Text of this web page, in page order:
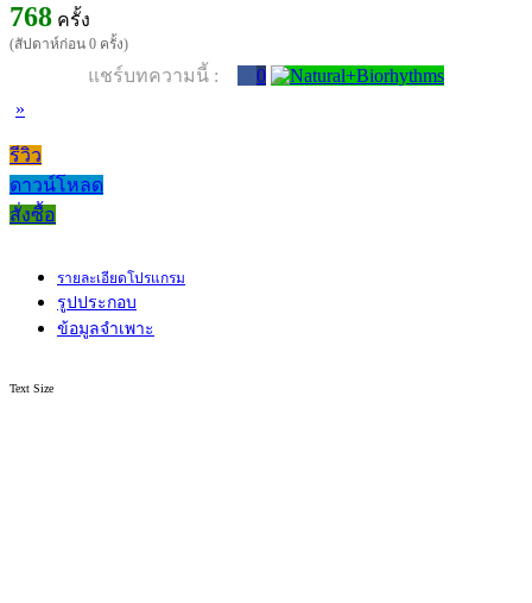
768 ครั้ง
(สัปดาห์ก่อน 0 ครั้ง)
แชร์บทความนี้ :
0
»
รีวิว
ดาวน์โหลด
สั่งซื้อ
รายละเอียดโปรแกรม
รูปประกอบ
ข้อมูลจำเพาะ
Text Size